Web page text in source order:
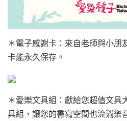
＊電子感謝卡：來自老師與小朋
卡能永久保存。
＊愛樂文具組：獻給您超值文具
具組，讓您的書寫空間也流淌樂